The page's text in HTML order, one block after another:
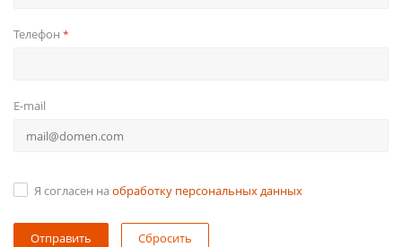
Телефон *
E-mail
Я согласен на обработку персональных данных
Сбросить